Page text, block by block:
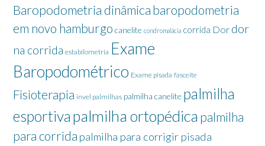
Baropodometria dinâmica baropodometria
em novo hamburgo canelite condromalácia corrida Dor dor
na corrida estabilometria Exame
Baropodométrico Exame pisada fasceite
Fisioterapia invel palmilhas palmilha canelite palmilha
esportiva palmilha ortopédica palmilha
para corrida palmilha para corrigir pisada